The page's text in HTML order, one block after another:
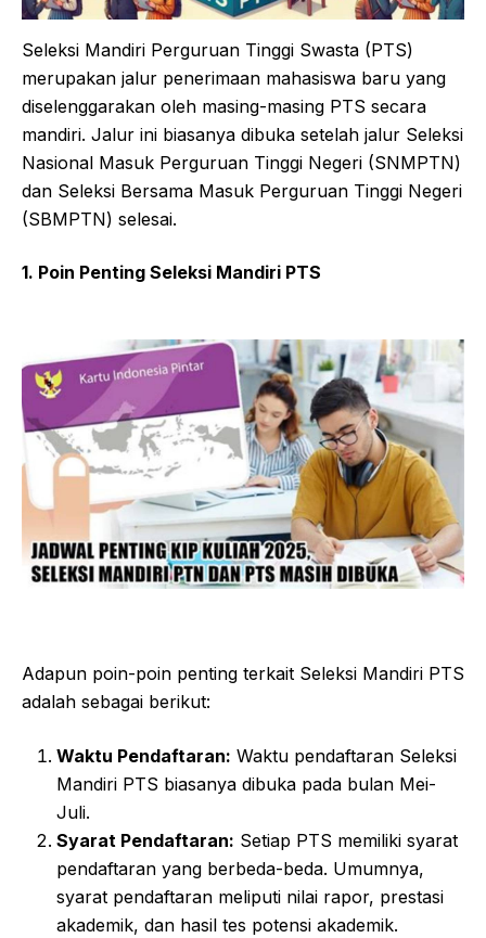
Seleksi Mandiri Perguruan Tinggi Swasta (PTS)
merupakan jalur penerimaan mahasiswa baru yang
diselenggarakan oleh masing-masing PTS secara
mandiri. Jalur ini biasanya dibuka setelah jalur Seleksi
Nasional Masuk Perguruan Tinggi Negeri (SNMPTN)
dan Seleksi Bersama Masuk Perguruan Tinggi Negeri
(SBMPTN) selesai.
1. Poin Penting Seleksi Mandiri PTS
Adapun poin-poin penting terkait Seleksi Mandiri PTS
adalah sebagai berikut:
Waktu Pendaftaran: Waktu pendaftaran Seleksi
Mandiri PTS biasanya dibuka pada bulan Mei-
Juli.
Syarat Pendaftaran: Setiap PTS memiliki syarat
pendaftaran yang berbeda-beda. Umumnya,
syarat pendaftaran meliputi nilai rapor, prestasi
akademik, dan hasil tes potensi akademik.